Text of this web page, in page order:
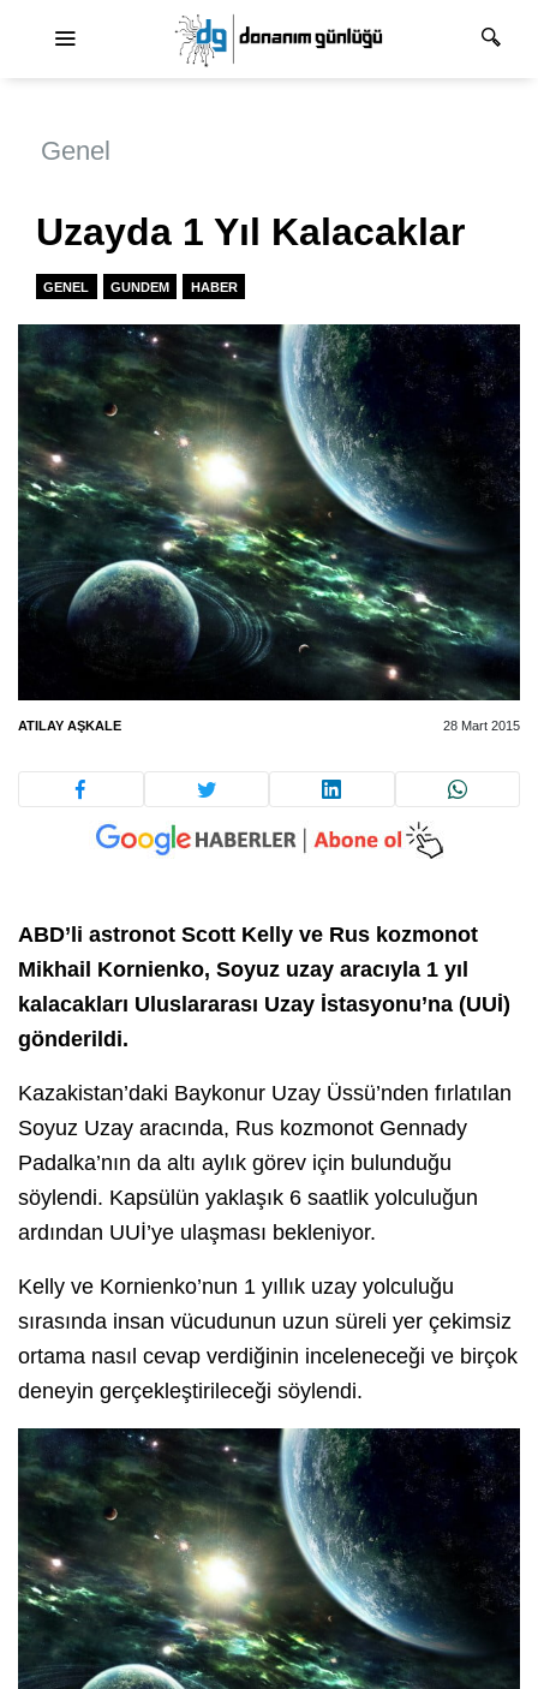
Genel
Uzayda 1 Yıl Kalacaklar
GENEL GUNDEM HABER
ATILAY AŞKALE 28 Mart 2015
ABD’li astronot Scott Kelly ve Rus kozmonot
Mikhail Kornienko, Soyuz uzay aracıyla 1 yıl
kalacakları Uluslararası Uzay İstasyonu’na (UUİ)
gönderildi.
Kazakistan’daki Baykonur Uzay Üssü’nden fırlatılan
Soyuz Uzay aracında, Rus kozmonot Gennady
Padalka’nın da altı aylık görev için bulunduğu
söylendi. Kapsülün yaklaşık 6 saatlik yolculuğun
ardından UUİ’ye ulaşması bekleniyor.
Kelly ve Kornienko’nun 1 yıllık uzay yolculuğu
sırasında insan vücudunun uzun süreli yer çekimsiz
ortama nasıl cevap verdiğinin inceleneceği ve birçok
deneyin gerçekleştirileceği söylendi.